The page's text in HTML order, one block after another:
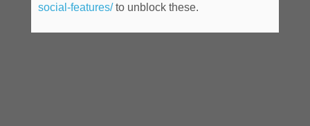
social-features/to unblock these.